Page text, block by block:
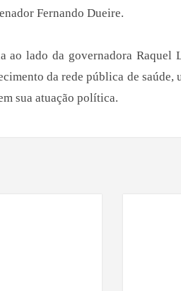
Fernando Dueire.
ao lado da governadora Raquel
da rede pública de saúde,
sua atuação política.